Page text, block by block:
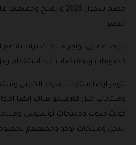
خصم شمول 2026
النصر .
بالإضافة إلى توافر منتجات براند
خصومات وتخفيضات عند استخدام
يتوفر ايضا منتجات شركه الكابتن
ومنتجات فيزر فلامنجو هناك ايضا
كويت شوب ومنتجات لوشيوس
النحل ومنتجات يوكو وجميعهم